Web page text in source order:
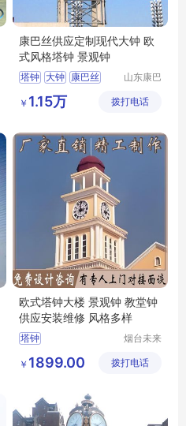
康巴丝供应定制现代大钟 欧
式风格塔钟 景观钟
塔钟 大钟 康巴丝
山东康巴
限公司
￥ 1.15万 拨打电话
欧式塔钟大楼 景观钟 教堂钟
供应安装维修 风格多样
塔钟
烟台未来
科技有限
￥ 1899.00 拨打电话